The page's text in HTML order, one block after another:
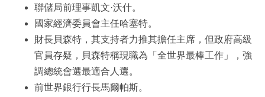
聯儲局前理事凱文·沃什。
國家經濟委員會主任哈塞特。
財長貝森特，其支持者力推其擔任主席，但政府高級
官員存疑，貝森特稱現職為「全世界最棒工作」，強
調總統會選最適合人選。
前世界銀行行長馬爾帕斯。